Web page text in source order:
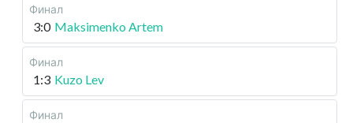
Финал
3:0 Maksimenko Artem
Финал
1:3 Kuzo Lev
Финал